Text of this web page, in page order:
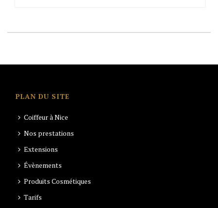
PLAN DU SITE
Coiffeur à Nice
Nos prestations
Extensions
Évènements
Produits Cosmétiques
Tarifs